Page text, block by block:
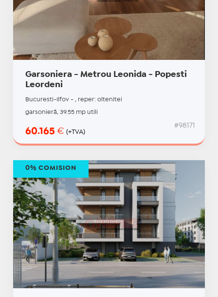
Garsoniera - Metrou Leonida - Popesti
Leordeni
Bucuresti-Ilfov - , reper: oltenitei
garsonieră, 39.55 mp utili
60.165 € (+TVA)
#98171
0% COMISION